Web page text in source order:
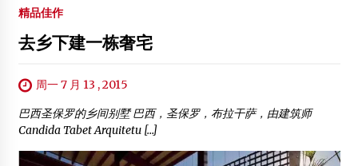
精品佳作
去乡下建一栋奢宅
周一 7 月 13 , 2015
巴西圣保罗的乡间别墅 巴西，圣保罗，布拉干萨，由建筑师
Candida Tabet Arquitetu […]